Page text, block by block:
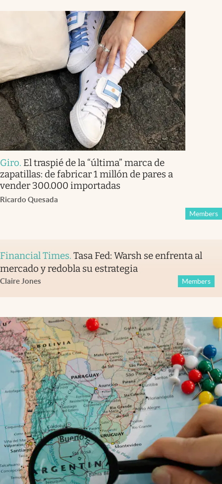
Giro. El traspié de la “última” marca de
zapatillas: de fabricar 1 millón de pares a
vender 300.000 importadas
Ricardo Quesada
Members
Financial Times. Tasa Fed: Warsh se enfrenta al
mercado y redobla su estrategia
Claire Jones Members